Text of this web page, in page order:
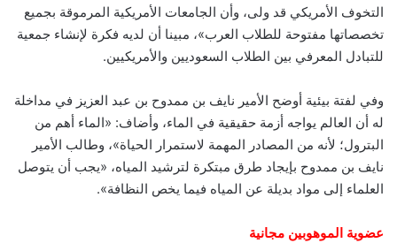
التخوف الأمريكي قد ولى، وأن الجامعات الأمريكية المرموقة بجميع
تخصصاتها مفتوحة للطلاب العرب»، مبينا أن لديه فكرة لإنشاء جمعية
للتبادل المعرفي بين الطلاب السعوديين والأمريكيين.
وفي لفتة بيئية أوضح الأمير نايف بن ممدوح بن عبد العزيز في مداخلة
له أن العالم يواجه أزمة حقيقية في الماء، وأضاف: «الماء أهم من
البترول؛ لأنه من المصادر المهمة لاستمرار الحياة»، وطالب الأمير
نايف بن ممدوح بإيجاد طرق مبتكرة لترشيد المياه، «يجب أن يتوصل
العلماء إلى مواد بديلة عن المياه فيما يخص النظافة».
عضوية الموهوبين مجانية